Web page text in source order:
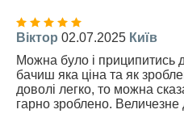
Віктор 02.07.2025 Київ
Можна було і приципитись
бачиш яка ціна та як
доволі легко, то можна
гарно зроблено. Величезне